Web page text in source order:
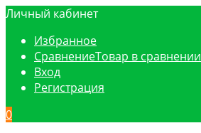
Личный кабинет
Избранное
СравнениеТовар в сравнении
Вход
Регистрация
0